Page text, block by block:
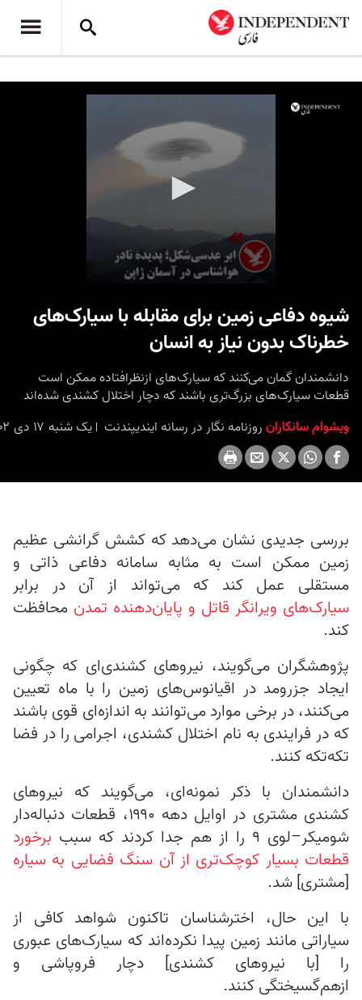
شیوه دفاعی زمین برای مقابله با سیارک‌های
خطرناک بدون نیاز به انسان
دانشمندان گمان می‌کنند که سیارک‌های ازنظرافتاده ممکن است
قطعات سیارک‌های بزرگ‌تری باشند که دچار اختلال کشندی شده‌اند
ویشوام سانکارانروزنامه نگار در رسانه ایندیپندنت یک شنبه ۱۷ دی ۱۴۰۲ برابر با ۷ ژانویه ۲۰۲۴ ۱۷:۰۰
بررسی جدیدی نشان می‌دهد که کشش گرانشی عظیم
زمین ممکن است به مثابه سامانه‌ دفاعی ذاتی و
مستقلی عمل کند که می‌تواند از آن در برابر
سیارک‌های ویرانگر قاتل و پایان‌دهنده تمدن محافظت
کند.
پژوهشگران می‌گویند، نیروهای کشندی‌ای که چگونی
ایجاد جزرومد در اقیانوس‌های زمین را با ماه تعیین
می‌کنند، در برخی موارد می‌توانند به اندازه‌ای قوی باشند
که در فرایندی به نام اختلال کشندی، اجرامی را در فضا
تکه‌تکه کنند.
دانشمندان با ذکر نمونه‌ای، می‌گویند که نیروهای
کشندی مشتری در اوایل دهه ۱۹۹۰، قطعات دنباله‌دار
شومیکر–لوی ۹ را از هم جدا کردند که سبب
برخورد
قطعات بسیار کوچک‌تری از آن سنگ فضایی به سیاره
[مشتری] شد.
با این حال، اخترشناسان تاکنون شواهد کافی از
سیاراتی مانند زمین پیدا نکرده‌اند که سیارک‌های عبوری
را [با نیروهای کشندی] دچار فروپاشی و
ازهم‌گسیختگی کنند.